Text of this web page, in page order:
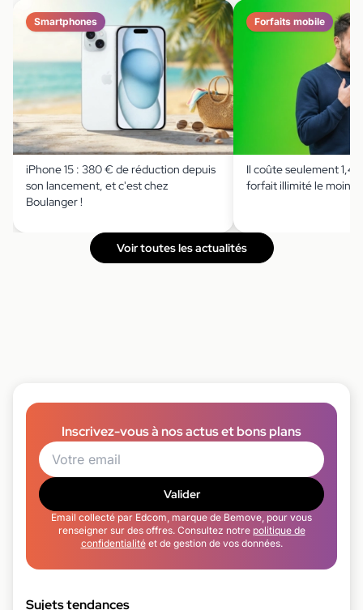
Smartphones
iPhone 15 : 380 € de réduction depuis
son lancement, et c'est chez
Boulanger !
Forfaits mobile
Il coûte seulement
forfait illimité le moins
Voir toutes les actualités
Inscrivez-vous à nos actus et bons plans
Valider
Email collecté par Edcom, marque de Bemove, pour vous
renseigner sur des offres. Consultez notre politique de
confidentialitéet de gestion de vos données.
Sujets tendances